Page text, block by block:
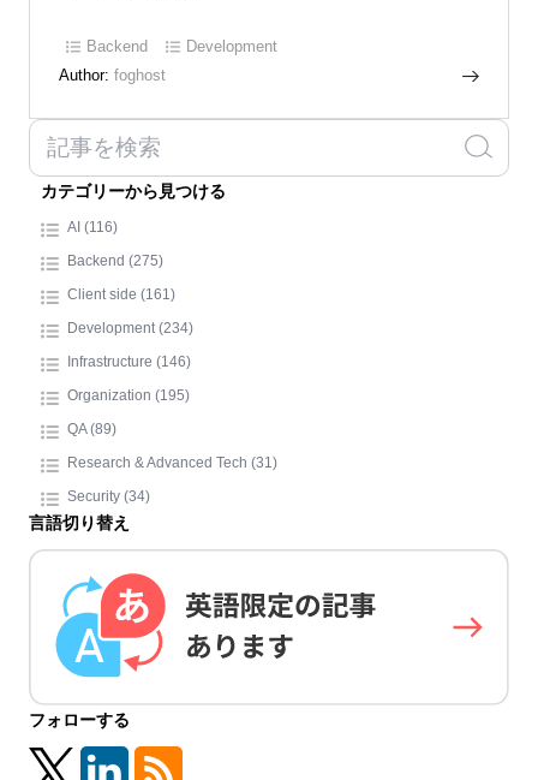
Backend
Development
Author: foghost
カテゴリーから見つける
AI (116)
Backend (275)
Client side (161)
Development (234)
Infrastructure (146)
Organization (195)
QA (89)
Research & Advanced Tech (31)
Security (34)
言語切り替え
フォローする